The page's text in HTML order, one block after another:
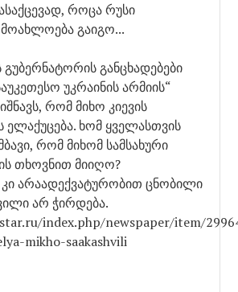
როცა რუსი
მოახლოება გაიგო...
განცხადებები
უკრაინის არმიის“
რომ მიხო კიევის
ხომ ყველასთვის
რომ მიხომ სამსახური
თხოვნით მიიღო?
არაადექვატურობით ცნობილი
არ ჭირდება.
index.php/newspaper/item/
mikho-saakashvili